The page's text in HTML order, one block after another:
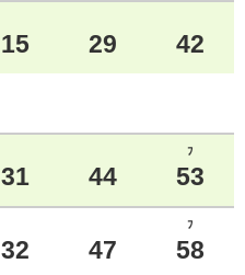
15 29 42
31 44
ﾌ
53
32 47
ﾌ
58